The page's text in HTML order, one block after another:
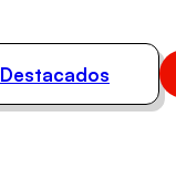
Destacados